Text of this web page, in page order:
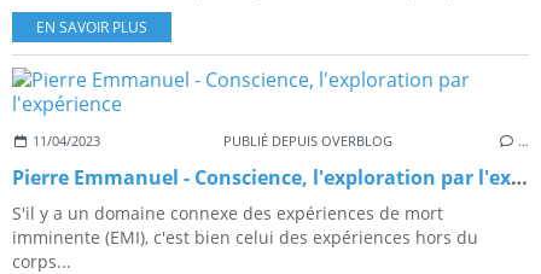
EN SAVOIR PLUS
11/04/2023 PUBLIÉ DEPUIS OVERBLOG …
Pierre Emmanuel - Conscience, l'exploration par l'expérience
S'il y a un domaine connexe des expériences de mort
imminente (EMI), c'est bien celui des expériences hors du
corps...